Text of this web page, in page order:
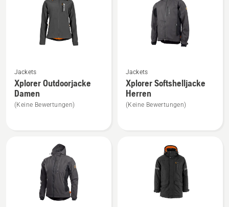
Details
zu
Xplorer
Outdoorjacke
Jackets
Xplorer Outdoorjacke
Damen
(Keine Bewertungen)
Details
zu
Xplorer
Softshelljacke
Jackets
Xplorer Softshelljacke
Herren
(Keine Bewertungen)